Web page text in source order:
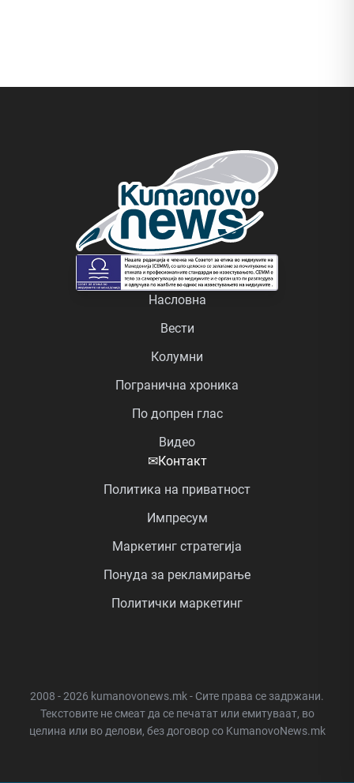
Насловна
Вести
Колумни
Погранична хроника
По допрен глас
Видео
✉Контакт
Политика на приватност
Импресум
Маркетинг стратегија
Понуда за рекламирање
Политички маркетинг
2008 - 2026 kumanovonews.mk - Сите права се задржани.
Текстовите не смеат да се печатат или емитуваат, во
целина или во делови, без договор со KumanovoNews.mk